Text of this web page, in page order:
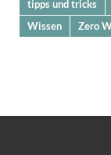
tipps und tricks
Wissen
Zero